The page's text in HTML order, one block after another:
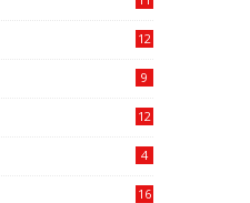
12
9
12
4
16